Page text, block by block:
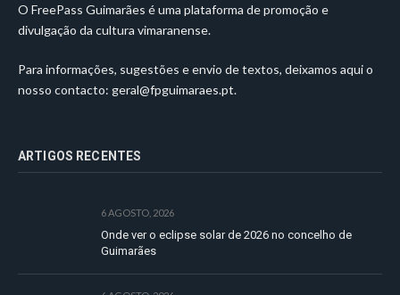
O FreePass Guimarães é uma plataforma de promoção e
divulgação da cultura vimaranense.
Para informações, sugestões e envio de textos, deixamos aqui o
nosso contacto: geral@fpguimaraes.pt.
ARTIGOS RECENTES
6 AGOSTO, 2026
Onde ver o eclipse solar de 2026 no concelho de
Guimarães